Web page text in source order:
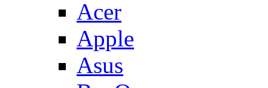
Acer
Apple
Asus